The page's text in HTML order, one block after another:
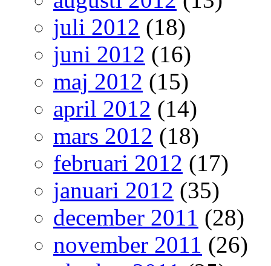
juli 2012 (18)
juni 2012 (16)
maj 2012 (15)
april 2012 (14)
mars 2012 (18)
februari 2012 (17)
januari 2012 (35)
december 2011 (28)
november 2011 (26)